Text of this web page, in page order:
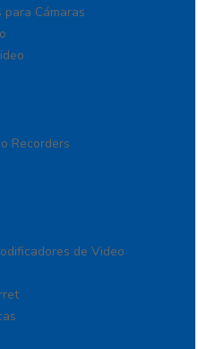
Cámaras
Recorders
de Video